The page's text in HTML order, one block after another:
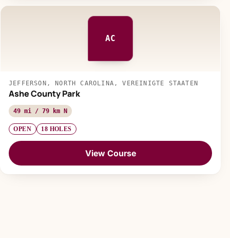
AC
JEFFERSON, NORTH CAROLINA, VEREINIGTE STAATEN
Ashe County Park
49 mi / 79 km N
OPEN 18 HOLES
View Course